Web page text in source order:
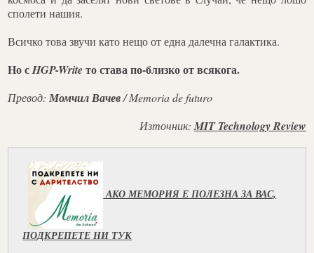
сполети нашия.
Всичко това звучи като нещо от една далечна галактика.
Но сHGP-Writeто става по-близко от всякога.
Превод: Момчил Вачев/ Memoria de futuro
Източник: MIT Technology Review
АКО МЕМОРИЯ Е ПОЛЕЗНА ЗА ВАС,
ПОДКРЕПЕТЕ НИ ТУК